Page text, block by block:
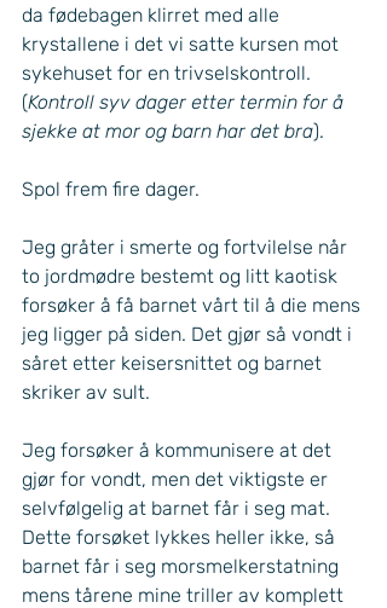
da fødebagen klirret med alle
krystallene i det vi satte kursen mot
sykehuset for en trivselskontroll.
(Kontroll syv dager etter termin for å
sjekke at mor og barn har det bra).
Spol frem fire dager.
Jeg gråter i smerte og fortvilelse når
to jordmødre bestemt og litt kaotisk
forsøker å få barnet vårt til å die mens
jeg ligger på siden. Det gjør så vondt i
såret etter keisersnittet og barnet
skriker av sult.
Jeg forsøker å kommunisere at det
gjør for vondt, men det viktigste er
selvfølgelig at barnet får i seg mat.
Dette forsøket lykkes heller ikke, så
barnet får i seg morsmelkerstatning
mens tårene mine triller av komplett